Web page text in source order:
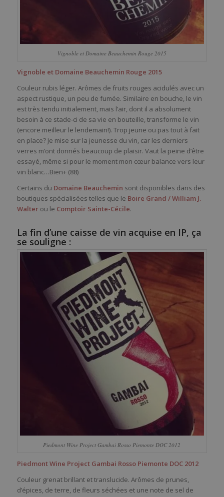
Vignoble et Domaine Beauchemin Rouge 2015
Vignoble et Domaine Beauchemin Rouge 2015
Couleur rubis léger. Arômes de fruits rouges acidulés avec un
aspect rustique, un peu de fumée. Similaire en bouche, le vin
est très tendu initialement, mais l’air, dont il a absolument
besoin à ce stade-ci de sa vie en bouteille, transforme le vin
(encore meilleur le lendemain!). Trop jeune ou pas tout à fait
en place? Je mise sur la jeunesse du vin, car les derniers
verres m’ont donnés beaucoup de plaisir. Vaut la peine d’être
essayé, même si pour le moment mon cœur balance vers leur
vin blanc…Bien+ (88)
Certains du Domaine Beauchemin sont disponibles dans des
boutiques spécialisées telles que le Boire Grand / William J.
Walter ou le Comptoir Sainte-Cécile.
La fin d’une caisse de vin acquise en IP, ça
se souligne :
Piedmont Wine Project Gambai Rosso Piemonte DOC 2012
Piedmont Wine Project Gambai Rosso Piemonte DOC 2012
Couleur grenat brillant et translucide. Arômes de prunes,
d’épices, de terre, de fleurs séchées et une note de sel de